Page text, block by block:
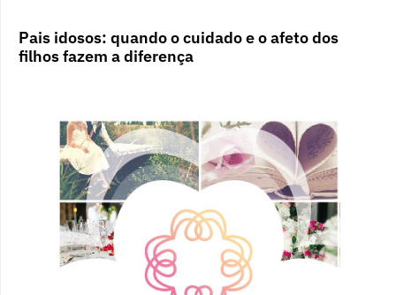
Pais idosos: quando o cuidado e o afeto dos
filhos fazem a diferença